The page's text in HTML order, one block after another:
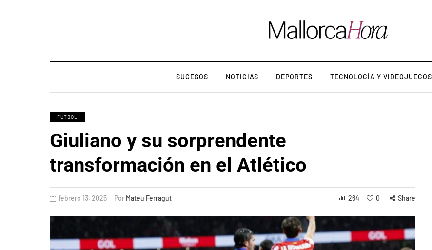
SUCESOS NOTICIAS DEPORTES TECNOLOGÍA Y VIDEOJUEGOS
FÚTBOL
Giuliano y su sorprendente
transformación en el Atlético
febrero 13, 2025 Por Mateu Ferragut 264 0 Share